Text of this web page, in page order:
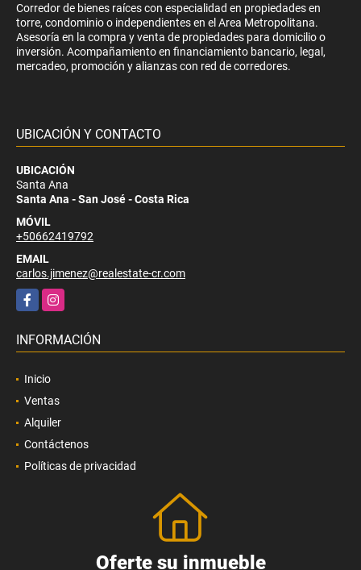
Corredor de bienes raíces con especialidad en propiedades en
torre, condominio o independientes en el Area Metropolitana.
Asesoría en la compra y venta de propiedades para domicilio o
inversión. Acompañamiento en financiamiento bancario, legal,
mercadeo, promoción y alianzas con red de corredores.
UBICACIÓN Y CONTACTO
UBICACIÓN
Santa Ana
Santa Ana - San José - Costa Rica
MÓVIL
+50662419792
EMAIL
carlos.jimenez@realestate-cr.com
FacebookInstagram
INFORMACIÓN
Inicio
Ventas
Alquiler
Contáctenos
Políticas de privacidad
Oferte su inmueble